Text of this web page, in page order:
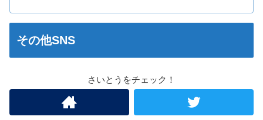
その他SNS
さいとうをチェック！